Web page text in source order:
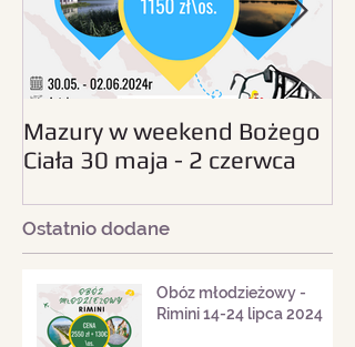
Mazury w weekend Bożego
Ciała 30 maja - 2 czerwca
Ostatnio dodane
Obóz młodzieżowy -
Rimini 14-24 lipca 2024